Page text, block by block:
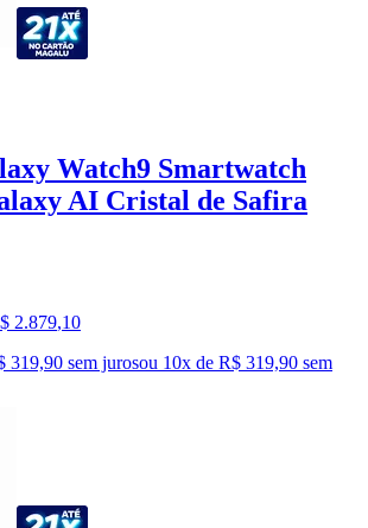
Watch9 Smartwatch
AI Cristal de Safira
2.879,10
319,90 sem jurosou 10x de R$ 319,90 sem